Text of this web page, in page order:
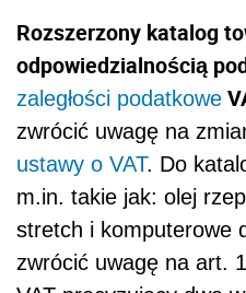
Rozszerzony katalog
odpowiedzialnością
zaległości podatkowe
zwrócić uwagę na
ustawy o VAT. Do
m.in. takie jak: olej
stretch i komputerowe
zwrócić uwagę na art.